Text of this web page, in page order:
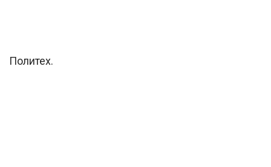
Политех.